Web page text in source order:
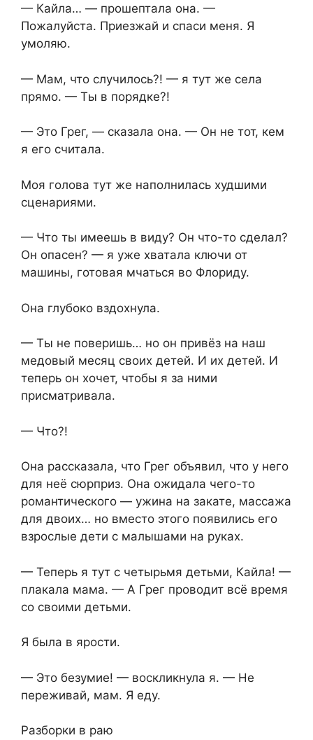
— Кайла… — прошептала она. —
Пожалуйста. Приезжай и спаси меня. Я
умоляю.
— Мам, что случилось?! — я тут же села
прямо. — Ты в порядке?!
— Это Грег, — сказала она. — Он не тот, кем
я его считала.
Моя голова тут же наполнилась худшими
сценариями.
— Что ты имеешь в виду? Он что-то сделал?
Он опасен? — я уже хватала ключи от
машины, готовая мчаться во Флориду.
Она глубоко вздохнула.
— Ты не поверишь… но он привёз на наш
медовый месяц своих детей. И их детей. И
теперь он хочет, чтобы я за ними
присматривала.
— Что?!
Она рассказала, что Грег объявил, что у него
для неё сюрприз. Она ожидала чего-то
романтического — ужина на закате, массажа
для двоих… но вместо этого появились его
взрослые дети с малышами на руках.
— Теперь я тут с четырьмя детьми, Кайла! —
плакала мама. — А Грег проводит всё время
со своими детьми.
Я была в ярости.
— Это безумие! — воскликнула я. — Не
переживай, мам. Я еду.
Разборки в раю